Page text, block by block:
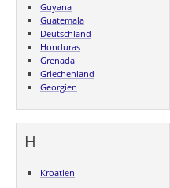
Guyana
Guatemala
Deutschland
Honduras
Grenada
Griechenland
Georgien
H
Kroatien